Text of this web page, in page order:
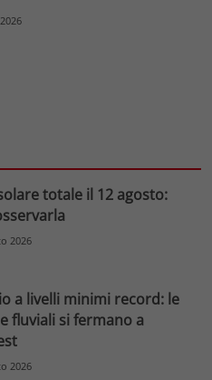
totale il 12 agosto:
2026
a livelli minimi record: le
fluviali si fermano a
2026